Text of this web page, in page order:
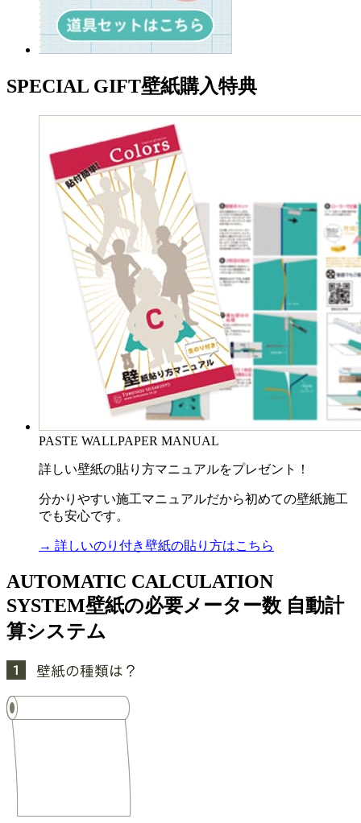
SPECIAL GIFT壁紙購入特典
PASTE WALLPAPER MANUAL
詳しい壁紙の貼り方マニュアルをプレゼント！
分かりやすい施工マニュアルだから初めての壁紙施工
でも安心です。
→ 詳しいのり付き壁紙の貼り方はこちら
AUTOMATIC CALCULATION
SYSTEM壁紙の必要メーター数 自動計
算システム